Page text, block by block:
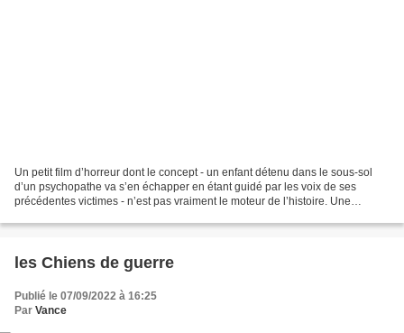
Un petit film d’horreur dont le concept - un enfant détenu dans le sous-sol
d’un psychopathe va s’en échapper en étant guidé par les voix de ses
précédentes victimes - n’est pas vraiment le moteur de l’histoire. Une
les Chiens de guerre
Publié le 07/09/2022 à 16:25
Par Vance